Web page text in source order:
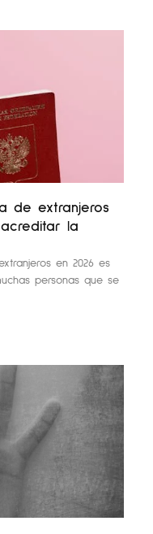
de extranjeros
la
en 2026 es
personas que se